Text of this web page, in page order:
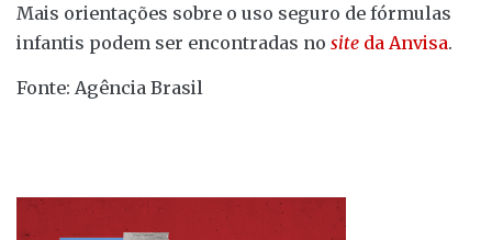
Mais orientações sobre o uso seguro de fórmulas
infantis podem ser encontradas no site da Anvisa.
Fonte: Agência Brasil